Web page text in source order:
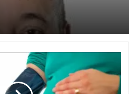
ر
ف